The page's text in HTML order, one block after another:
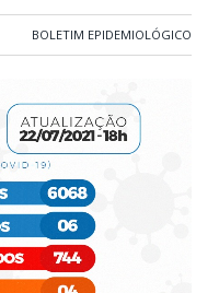
BOLETIM EPIDEMIOLÓGICO